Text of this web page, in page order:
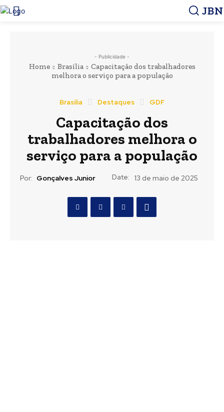
JBN
- Publicidade -
Home Brasília
Capacitação dos trabalhadores
melhora o serviço para a população
Brasília Destaques GDF
Capacitação dos
trabalhadores melhora o
serviço para a população
Por: Gonçalves Junior Date: 13 de maio de 2025